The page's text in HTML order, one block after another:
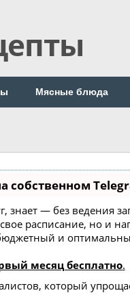
Мясные блюда
собственном
знает — без ведения
расписание, но и
и
месяц бесплатно.
который